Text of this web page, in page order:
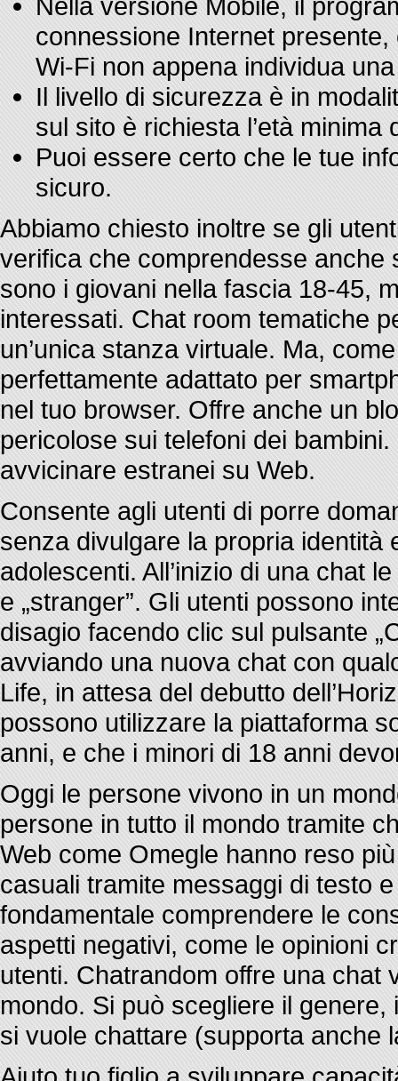
Nella versione Mobile, il
connessione Internet
Wi-Fi non appena individua
Il livello di sicurezza è in
sul sito è richiesta l’età minima
Puoi essere certo che le tue
sicuro.
Abbiamo chiesto inoltre se gli
verifica che comprendesse
sono i giovani nella fascia 18-45,
interessati. Chat room tematiche
un’unica stanza virtuale. Ma,
perfettamente adattato per
nel tuo browser. Offre anche un
pericolose sui telefoni dei
avvicinare estranei su Web.
Consente agli utenti di porre
senza divulgare la propria identità
adolescenti. All’inizio di una chat
e „stranger”. Gli utenti possono
disagio facendo clic sul pulsante
avviando una nuova chat con
Life, in attesa del debutto
possono utilizzare la piattaforma
anni, e che i minori di 18 anni
Oggi le persone vivono in un
persone in tutto il mondo tramite
Web come Omegle hanno reso
casuali tramite messaggi di testo
fondamentale comprendere le
aspetti negativi, come le opinioni
utenti. Chatrandom offre una chat
mondo. Si può scegliere il
si vuole chattare (supporta anche